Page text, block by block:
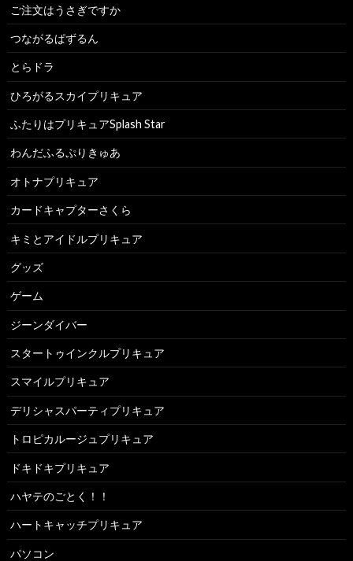
ご注文はうさぎですか
つながるぱずるん
とらドラ
ひろがるスカイプリキュア
ふたりはプリキュアSplash Star
わんだふるぷりきゅあ
オトナプリキュア
カードキャプターさくら
キミとアイドルプリキュア
グッズ
ゲーム
ジーンダイバー
スタートゥインクルプリキュア
スマイルプリキュア
デリシャスパーティプリキュア
トロピカルージュプリキュア
ドキドキプリキュア
ハヤテのごとく！！
ハートキャッチプリキュア
パソコン